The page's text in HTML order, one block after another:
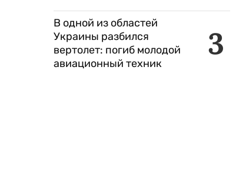
3
В одной из областей
Украины разбился
вертолет: погиб молодой
авиационный техник